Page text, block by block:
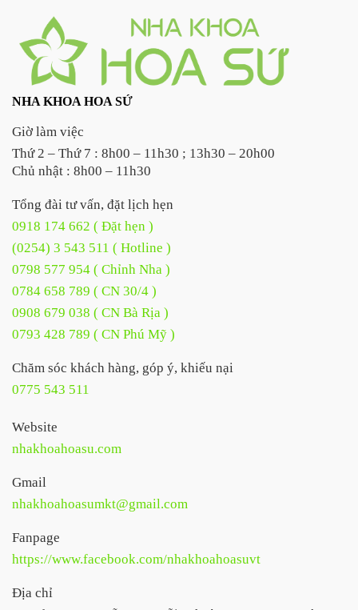
NHA KHOA HOA SỨ
Giờ làm việc
Thứ 2 – Thứ 7 : 8h00 – 11h30 ; 13h30 – 20h00
Chủ nhật : 8h00 – 11h30
Tổng đài tư vấn, đặt lịch hẹn
0918 174 662 ( Đặt hẹn )
(0254) 3 543 511 ( Hotline )
0798 577 954 ( Chỉnh Nha )
0784 658 789 ( CN 30/4 )
0908 679 038 ( CN Bà Rịa )
0793 428 789 ( CN Phú Mỹ )
Chăm sóc khách hàng, góp ý, khiếu nại
0775 543 511
Website
nhakhoahoasu.com
Gmail
nhakhoahoasumkt@gmail.com
Fanpage
https://www.facebook.com/nhakhoahoasuvt
Địa chỉ